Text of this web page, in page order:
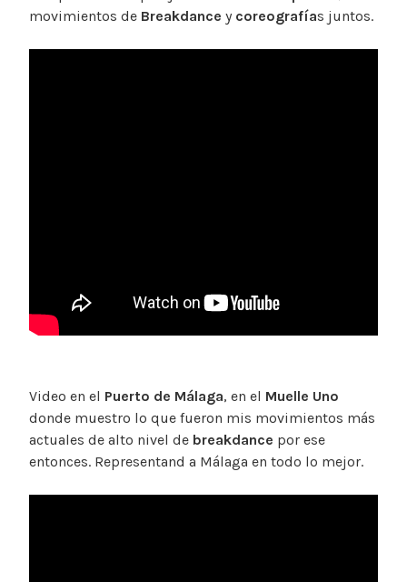
movimientos de Breakdance y coreografías juntos.
Video en el Puerto de Málaga, en el Muelle Uno
donde muestro lo que fueron mis movimientos más
actuales de alto nivel de breakdance por ese
entonces. Representand a Málaga en todo lo mejor.